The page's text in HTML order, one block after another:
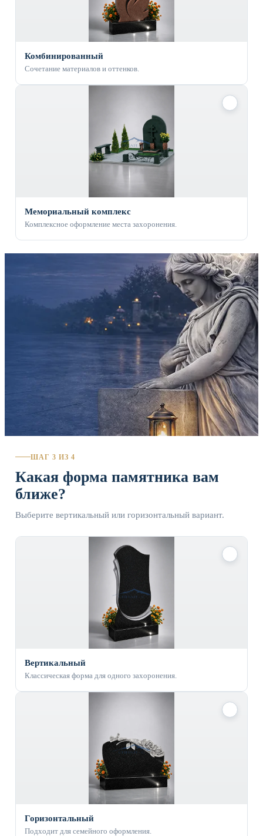
Комбинированный
Сочетание материалов и оттенков.
Мемориальный комплекс
Комплексное оформление места захоронения.
ШАГ 3 ИЗ 4
Какая форма памятника вам
ближе?
Выберите вертикальный или горизонтальный вариант.
Вертикальный
Классическая форма для одного захоронения.
Горизонтальный
Подходит для семейного оформления.